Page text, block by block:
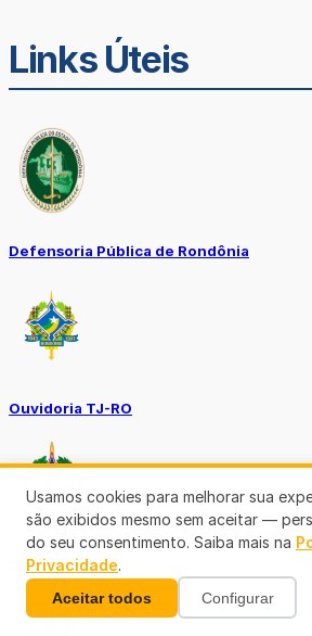
Links Úteis
Defensoria Pública de Rondônia
Ouvidoria TJ-RO
Ouvidoria GERO
Usamos cookies para melhorar sua
são exibidos mesmo sem aceitar —
do seu consentimento. Saiba mais na
Privacidade.
Aceitar todos Configurar